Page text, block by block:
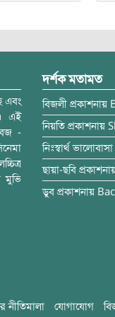
এবং
এই
-
মুভি
দর্শক মতামত
বিজলী প্রকাশনায়
নিয়তি প্রকাশনায়
নিঃস্বার্থ ভালোবাসা
ছায়া-ছবি
ডুব প্রকাশনায়
নীতিমালা যোগাযোগ